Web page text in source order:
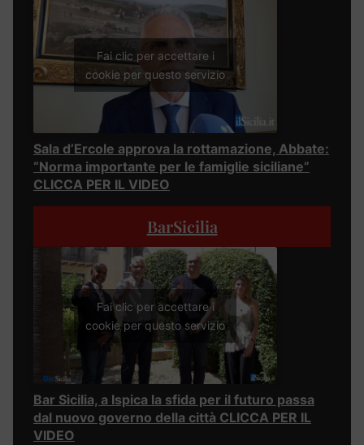
Fai clic per accettare i
cookie per questo servizio
Sala d’Ercole approva la rottamazione, Abbate:
“Norma importante per le famiglie siciliane”
CLICCA PER IL VIDEO
BarSicilia
Fai clic per accettare i
cookie per questo servizio
Bar Sicilia, a Ispica la sfida per il futuro passa
dal nuovo governo della città CLICCA PER IL
VIDEO